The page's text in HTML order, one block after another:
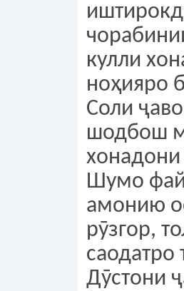
кулли
ноҳияро
Соли
шодбош
Шумо
амонию
рӯзгор,
Дӯстони